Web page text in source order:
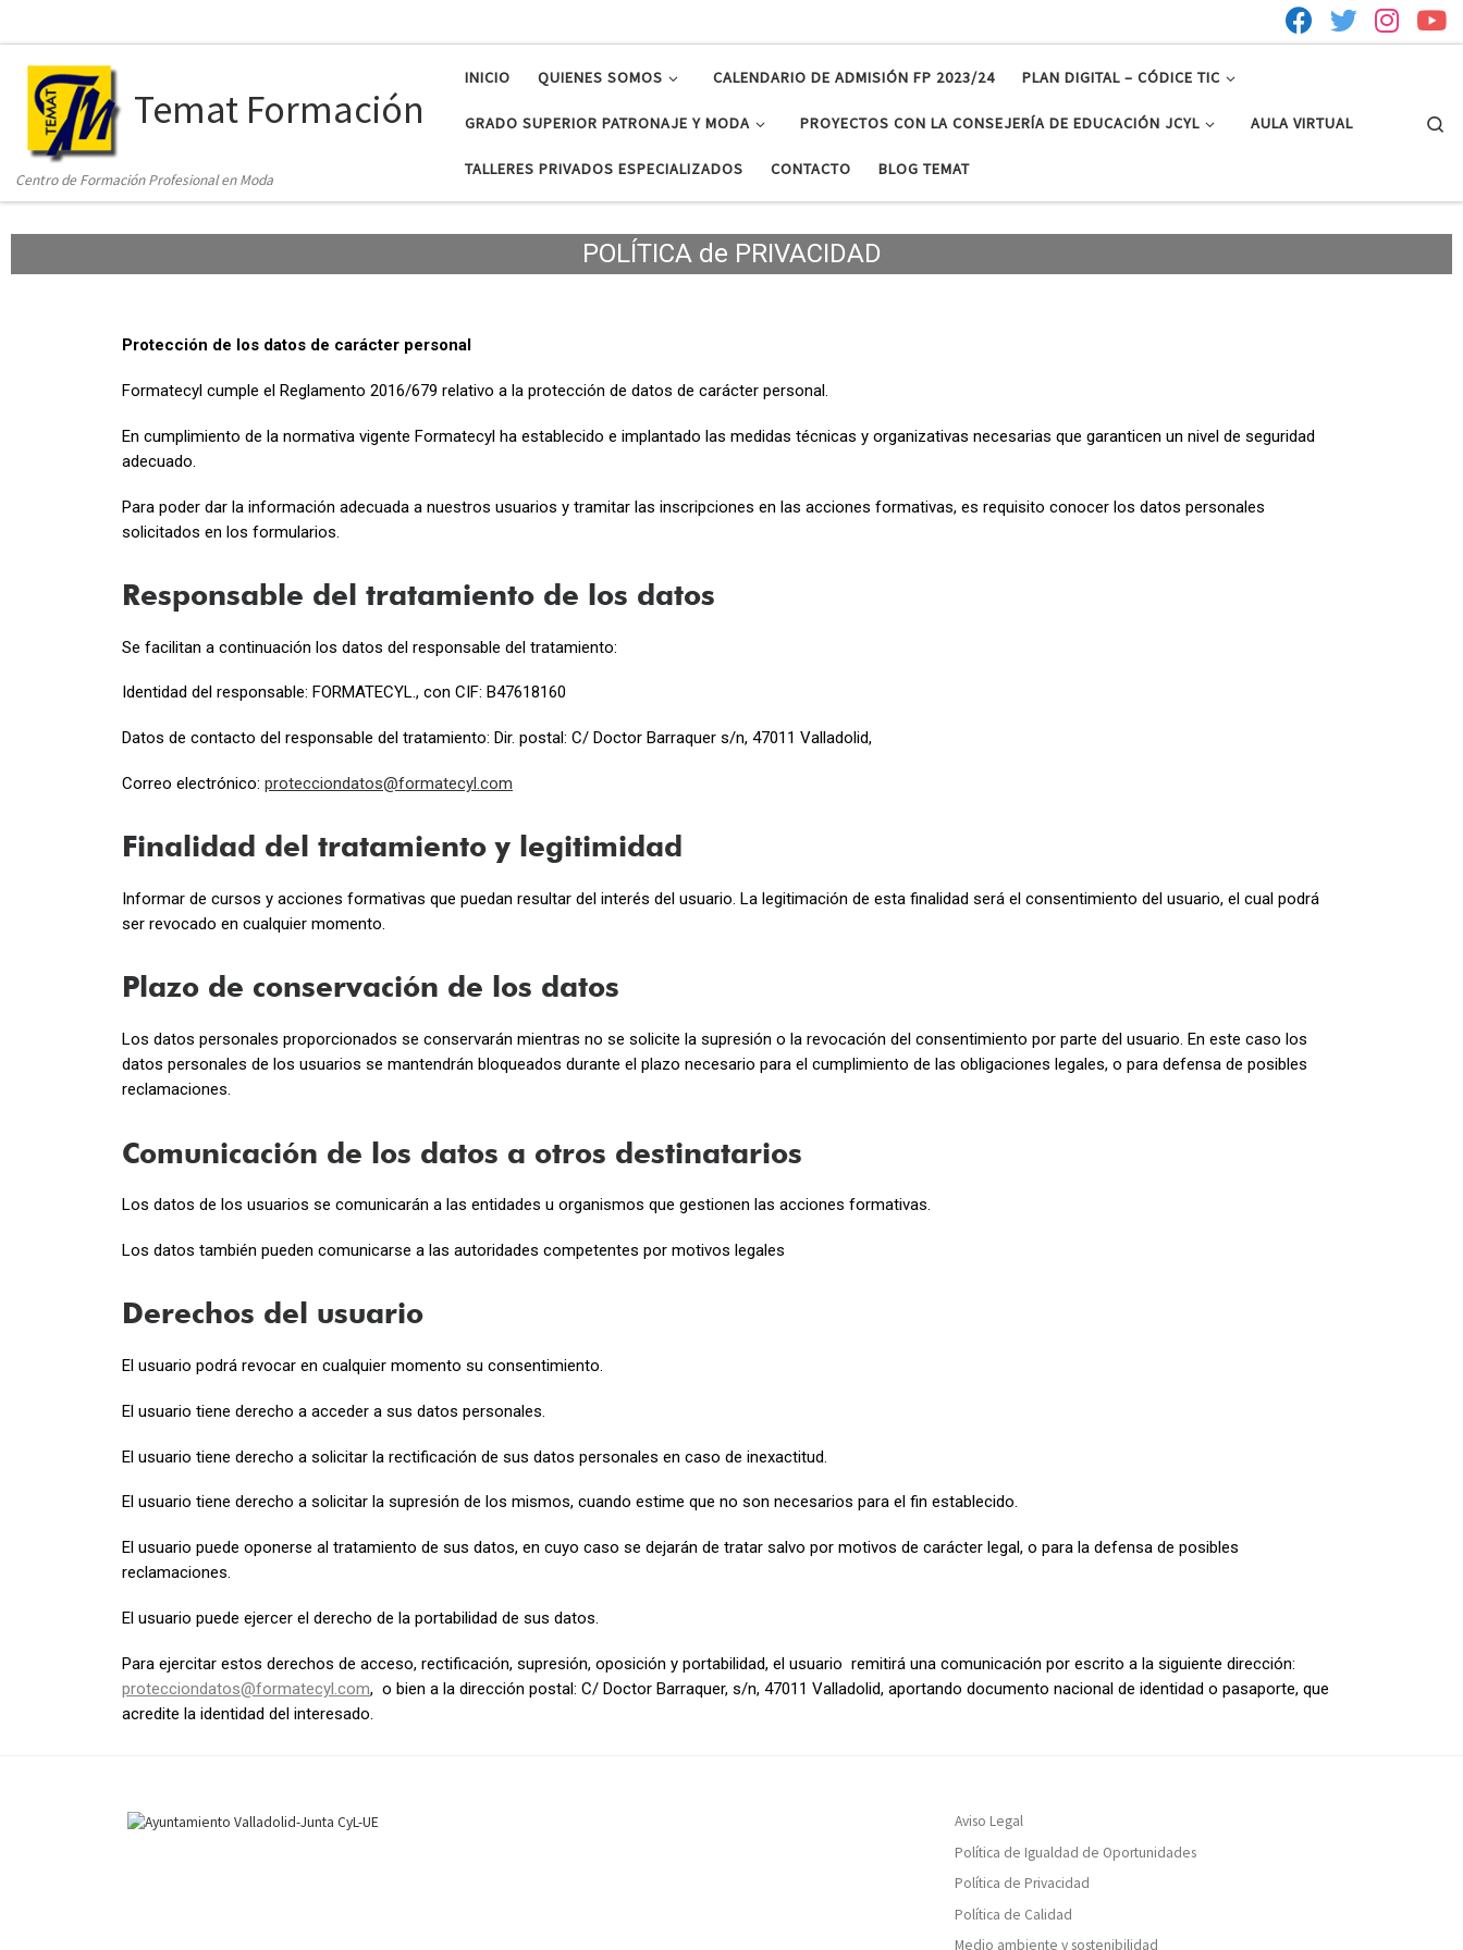
Temat Formación
Centro de Formación Profesional en Moda
INICIO QUIENES SOMOS CALENDARIO DE ADMISIÓN FP 2023/24 PLAN DIGITAL – CÓDICE TIC
GRADO SUPERIOR PATRONAJE Y MODA PROYECTOS CON LA CONSEJERÍA DE EDUCACIÓN JCYL AULA VIRTUAL
TALLERES PRIVADOS ESPECIALIZADOS CONTACTO BLOG TEMAT
POLÍTICA de PRIVACIDAD
Protección de los datos de carácter personal
Formatecyl cumple el Reglamento 2016/679 relativo a la protección de datos de carácter personal.
En cumplimiento de la normativa vigente Formatecyl ha establecido e implantado las medidas técnicas y organizativas necesarias que garanticen un nivel de seguridad
adecuado.
Para poder dar la información adecuada a nuestros usuarios y tramitar las inscripciones en las acciones formativas, es requisito conocer los datos personales
solicitados en los formularios.
Responsable del tratamiento de los datos
Se facilitan a continuación los datos del responsable del tratamiento:
Identidad del responsable: FORMATECYL., con CIF: B47618160
Datos de contacto del responsable del tratamiento: Dir. postal: C/ Doctor Barraquer s/n, 47011 Valladolid,
Correo electrónico: protecciondatos@formatecyl.com
Finalidad del tratamiento y legitimidad
Informar de cursos y acciones formativas que puedan resultar del interés del usuario. La legitimación de esta finalidad será el consentimiento del usuario, el cual podrá
ser revocado en cualquier momento.
Plazo de conservación de los datos
Los datos personales proporcionados se conservarán mientras no se solicite la supresión o la revocación del consentimiento por parte del usuario. En este caso los
datos personales de los usuarios se mantendrán bloqueados durante el plazo necesario para el cumplimiento de las obligaciones legales, o para defensa de posibles
reclamaciones.
Comunicación de los datos a otros destinatarios
Los datos de los usuarios se comunicarán a las entidades u organismos que gestionen las acciones formativas.
Los datos también pueden comunicarse a las autoridades competentes por motivos legales
Derechos del usuario
El usuario podrá revocar en cualquier momento su consentimiento.
El usuario tiene derecho a acceder a sus datos personales.
El usuario tiene derecho a solicitar la rectificación de sus datos personales en caso de inexactitud.
El usuario tiene derecho a solicitar la supresión de los mismos, cuando estime que no son necesarios para el fin establecido.
El usuario puede oponerse al tratamiento de sus datos, en cuyo caso se dejarán de tratar salvo por motivos de carácter legal, o para la defensa de posibles
reclamaciones.
El usuario puede ejercer el derecho de la portabilidad de sus datos.
Para ejercitar estos derechos de acceso, rectificación, supresión, oposición y portabilidad, el usuario remitirá una comunicación por escrito a la siguiente dirección:
protecciondatos@formatecyl.com, o bien a la dirección postal: C/ Doctor Barraquer, s/n, 47011 Valladolid, aportando documento nacional de identidad o pasaporte, que
acredite la identidad del interesado.
Aviso Legal
Política de Igualdad de Oportunidades
Política de Privacidad
Política de Calidad
Medio ambiente y sostenibilidad